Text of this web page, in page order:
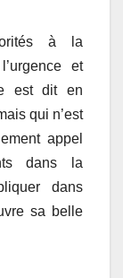
à la
et
est dit en
qui n’est
appel
dans la
dans
sa belle